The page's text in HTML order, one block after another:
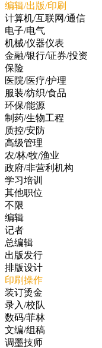
编辑/出版/印刷
计算机/互联网/通信
电子/电气
机械/仪器仪表
金融/银行/证券/投资
保险
医院/医疗/护理
服装/纺织/食品
环保/能源
制药/生物工程
质控/安防
高级管理
农/林/牧/渔业
政府/非营利机构
学习培训
其他职位
不限
编辑
记者
总编辑
出版发行
排版设计
印刷操作
装订烫金
录入/校队
数码/菲林
文编/组稿
调墨技师